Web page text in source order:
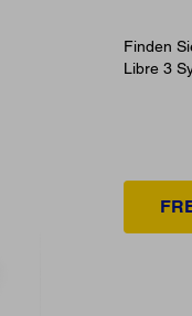
Finden
Libre 3